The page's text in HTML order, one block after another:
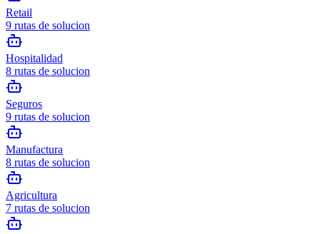
Retail
9 rutas de solucion
Hospitalidad
8 rutas de solucion
Seguros
9 rutas de solucion
Manufactura
8 rutas de solucion
Agricultura
7 rutas de solucion